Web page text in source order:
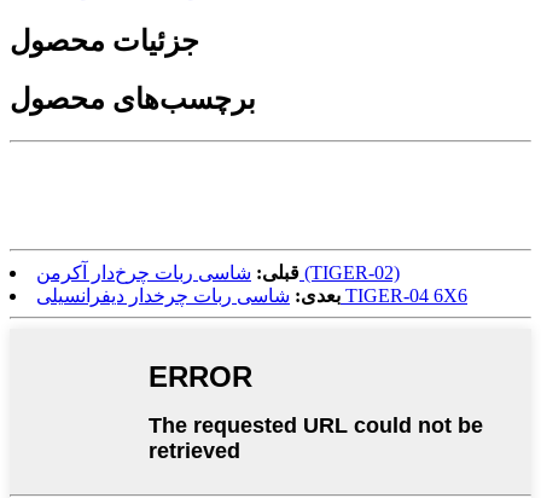
جزئیات محصول
برچسب‌های محصول
قبلی: شاسی ربات چرخ‌دار آکرمن (TIGER-02)
بعدی: شاسی ربات چرخدار دیفرانسیلی TIGER-04 6X6